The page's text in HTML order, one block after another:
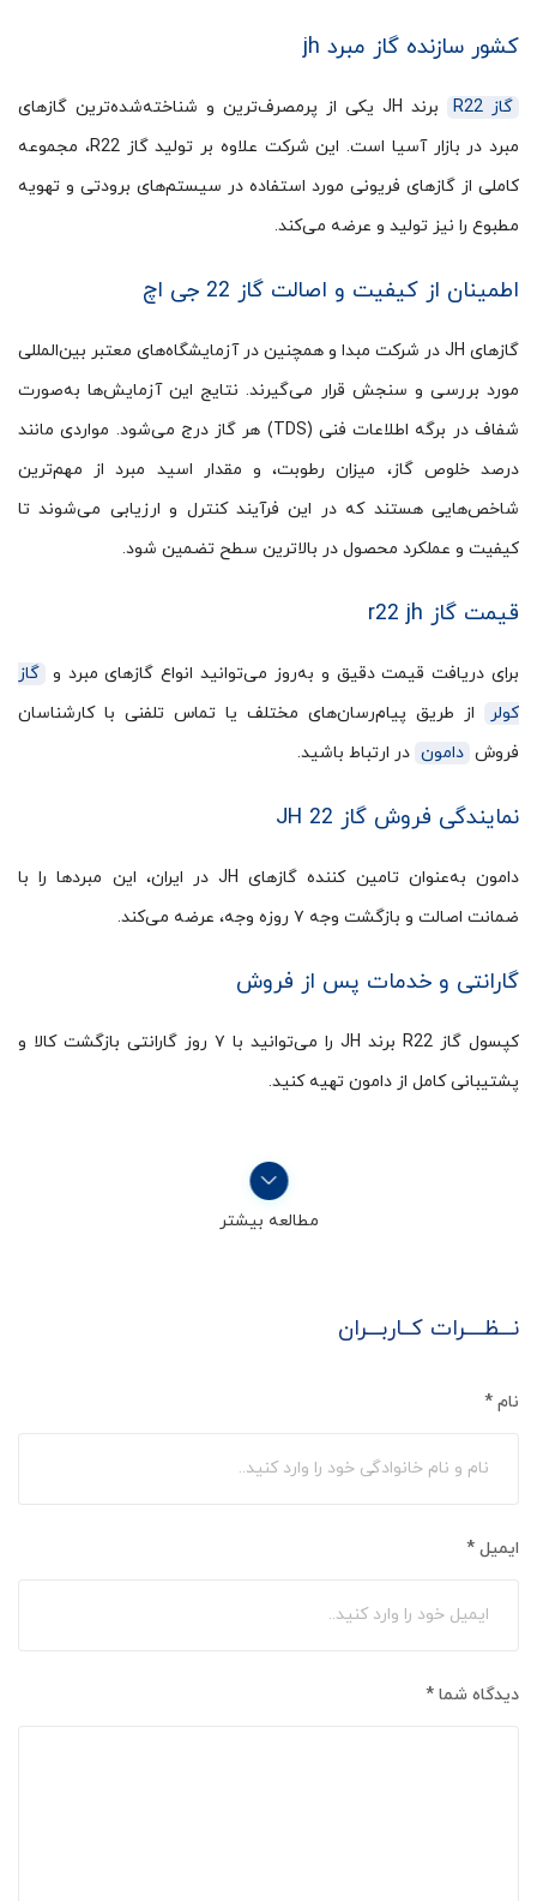
کشور سازنده گاز مبرد jh
گاز R22
برند JH یکی از پرمصرف‌ترین و شناخته‌شده‌ترین گازهای
مبرد در بازار آسیا است. این شرکت علاوه بر تولید گاز R22، مجموعه
کاملی از گازهای فریونی مورد استفاده در سیستم‌های برودتی و تهویه
مطبوع را نیز تولید و عرضه می‌کند.
اطمینان از کیفیت و اصالت گاز 22 جی اچ
گازهای JH در شرکت مبدا و همچنین در آزمایشگاه‌های معتبر بین‌المللی
مورد بررسی و سنجش قرار می‌گیرند. نتایج این آزمایش‌ها به‌صورت
شفاف در برگه اطلاعات فنی (TDS) هر گاز درج می‌شود. مواردی مانند
درصد خلوص گاز، میزان رطوبت، و مقدار اسید مبرد از مهم‌ترین
شاخص‌هایی هستند که در این فرآیند کنترل و ارزیابی می‌شوند تا
کیفیت و عملکرد محصول در بالاترین سطح تضمین شود.
قیمت گاز r22 jh
برای دریافت قیمت دقیق و به‌روز می‌توانید انواع گازهای مبرد و گاز
کولر
از طریق پیام‌رسان‌های مختلف یا تماس تلفنی با کارشناسان
فروش دامون در ارتباط باشید.
نمایندگی فروش گاز 22 JH
دامون به‌عنوان تامین کننده گازهای JH در ایران، این مبردها را با
ضمانت اصالت و بازگشت وجه ۷ روزه وجه، عرضه می‌کند.
گارانتی و خدمات پس از فروش
کپسول گاز R22 برند JH را می‌توانید با ۷ روز گارانتی بازگشت کالا و
پشتیبانی کامل از دامون تهیه کنید.
مطالعه بیشتر
نـــظــــرات کــاربـــران
نام *
ایمیل *
دیدگاه شما *